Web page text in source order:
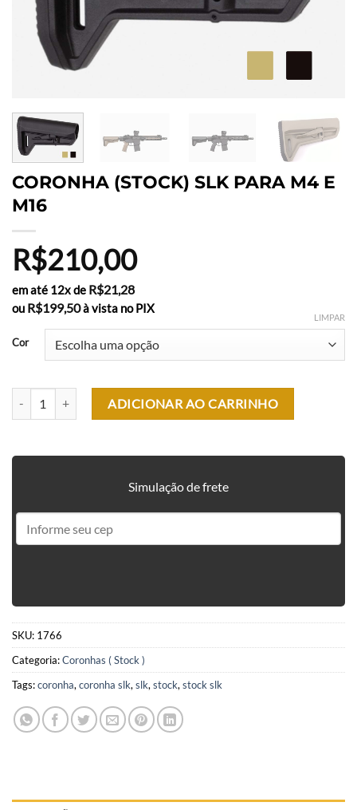
CORONHA (STOCK) SLK PARA M4 E
M16
R$210,00
em até 12x de R$21,28
ou R$199,50à vista no PIX
Cor
LIMPAR
CORONHA (STOCK) SLK PARA M4 E M16 quantidade
ADICIONAR AO CARRINHO
Simulação de frete
SKU: 1766
Categoria:Coronhas ( Stock )
Tags:coronha, coronha slk, slk, stock, stock slk